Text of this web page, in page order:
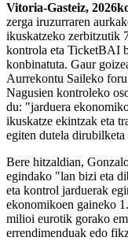
Vitoria-Gasteiz,
zerga iruzurraren
ikuskatzeko zerbitzutik
kontrola eta TicketBAI
konbinatuta. Gaur
Aurrekontu Saileko
Nagusien kontroleko
du: "jarduera
ikuskatze ekintzak eta
egiten dutela
Bere hitzaldian,
egindako "lan bizi eta
eta kontrol jarduerak
ekonomikoen gaineko
milioi eurotik gorako
errendimenduak edo